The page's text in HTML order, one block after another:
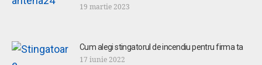
19 martie 2023
Cum alegi stingatorul de incendiu pentru firma ta
17 iunie 2022